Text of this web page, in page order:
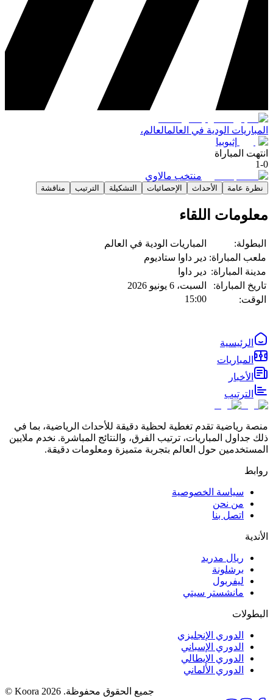
المباريات الودية في العالمالعالم،
إثيوبيا
انتهت المباراة
1-0
منتخب مالاوي
نظرة عامة الأحداث الإحصائيات التشكيلة الترتيب مناقشة
معلومات اللقاء
البطولة:
المباريات الودية في العالم
ملعب المباراة: دير داوا ستاديوم
مدينة المباراة: دير داوا
تاريخ المباراة:
السبت، 6 يونيو 2026
الوقت:
15:00
الرئيسية
المباريات
الأخبار
الترتيب
منصة رياضية تقدم تغطية لحظية دقيقة للأحداث الرياضية، بما في
ذلك جداول المباريات، ترتيب الفرق، والنتائج المباشرة. نخدم ملايين
المستخدمين حول العالم بتجربة متميزة ومعلومات دقيقة.
روابط
سياسة الخصوصية
من نحن
اتصل بنا
الأندية
ريال مدريد
برشلونة
ليفربول
مانشستر سيتي
البطولات
الدوري الإنجليزي
الدوري الإسباني
الدوري الإيطالي
الدوري الألماني
© Koora 2026 جميع الحقوق محفوظة.